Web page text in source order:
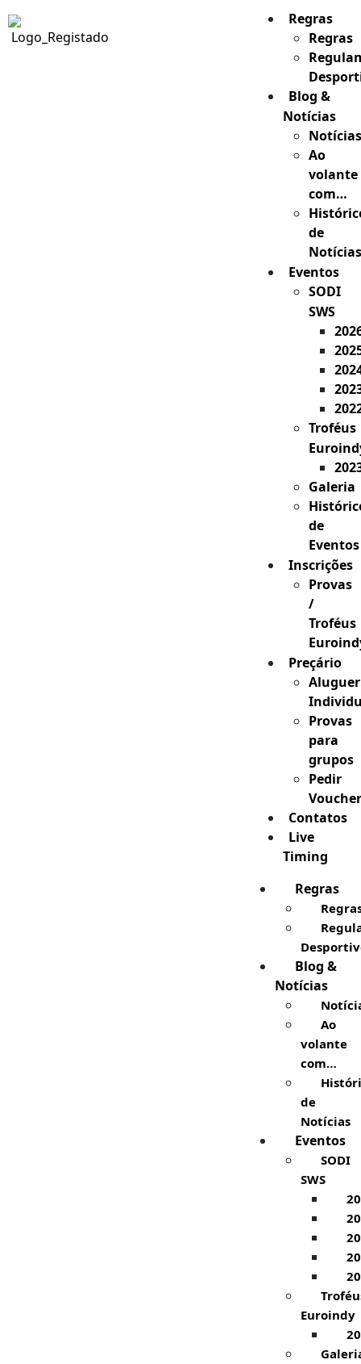
Regras
Regras
Blog &
Notícias
Notícias
Ao
volante
com…
de
Notícias
Eventos
SODI
SWS
Troféus
Galeria
de
Eventos
Inscrições
Provas
/
Troféus
Preçário
Aluguer
Provas
para
grupos
Pedir
Voucher
Contatos
Live
Timing
Regras
Blog &
Notícias
Ao
volante
com…
de
Notícias
Eventos
SODI
SWS
Euroindy